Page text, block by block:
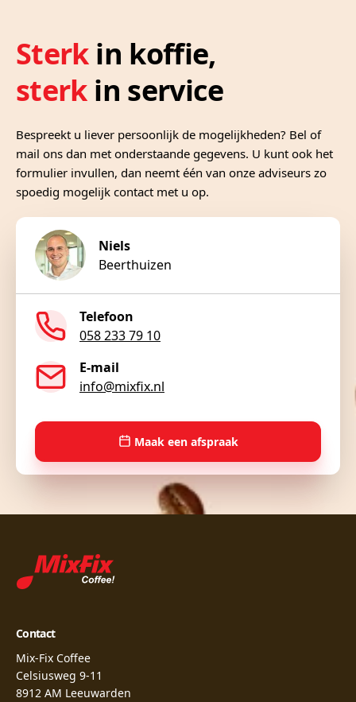
Sterkin koffie,
sterkin service
Bespreekt u liever persoonlijk de mogelijkheden? Bel of
mail ons dan met onderstaande gegevens. U kunt ook het
formulier invullen, dan neemt één van onze adviseurs zo
spoedig mogelijk contact met u op.
Niels
Beerthuizen
Telefoon
058 233 79 10
E-mail
info@mixfix.nl
Maak een afspraak
Contact
Mix-Fix Coffee
Celsiusweg 9-11
8912 AM Leeuwarden